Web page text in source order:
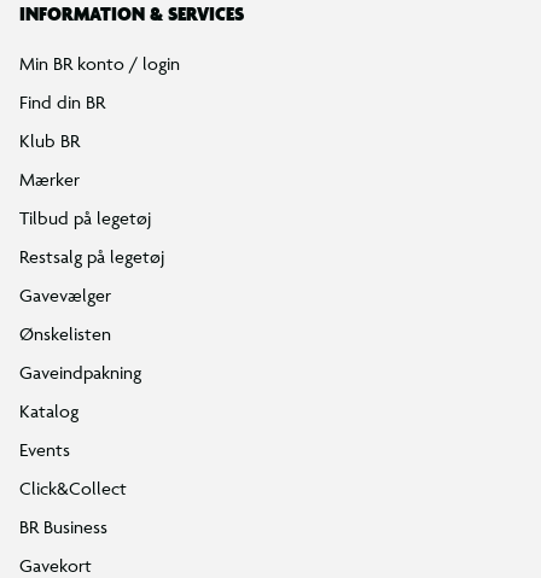
INFORMATION & SERVICES
Min BR konto / login
Find din BR
Klub BR
Mærker
Tilbud på legetøj
Restsalg på legetøj
Gavevælger
Ønskelisten
Gaveindpakning
Katalog
Events
Click&Collect
BR Business
Gavekort